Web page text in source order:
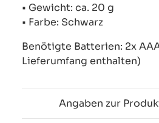
• Gewicht: ca. 20 g
• Farbe: Schwarz
Benötigte Batterien: 2x
Lieferumfang enthalten)
Angaben zur